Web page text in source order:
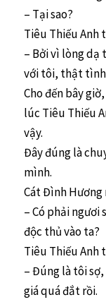
– Tại sao?
Tiêu Thiếu Anh
– Bởi vì lòng dạ
với tôi, thật tình
Cho đến bây
lúc Tiêu Thiếu
vậy.
Đây đúng là
mình.
Cát Đình Hương
– Có phải ngươi
độc thủ vào ta?
Tiêu Thiếu Anh
– Đúng là tôi
giá quá đắt rồi.